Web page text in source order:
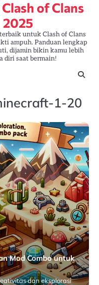
of Clans
2025
untuk Clash of Clans
ampuh. Panduan lengkap
dijamin bikin kamu lebih
diri saat bermain!
1-20
Mod Combo untuk
dan eksplorasi